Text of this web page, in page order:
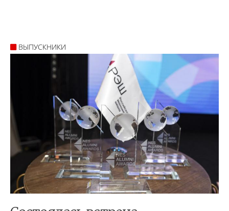
ВЫПУСКНИКИ